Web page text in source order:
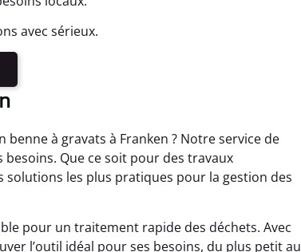
avec sérieux.
à gravats à Franken ? Notre service de
Que ce soit pour des travaux
les plus pratiques pour la gestion des
pour un traitement rapide des déchets. Avec
l’outil idéal pour ses besoins, du plus petit au